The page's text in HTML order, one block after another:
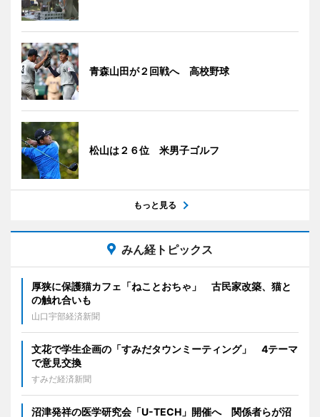
青森山田が２回戦へ 高校野球
松山は２６位 米男子ゴルフ
もっと見る
みん経トピックス
厚狭に保護猫カフェ「ねことおちゃ」 古民家改築、猫と
の触れ合いも
山口宇部経済新聞
文花で学生企画の「すみだタウンミーティング」 4テーマ
で意見交換
すみだ経済新聞
沼津発祥の医学研究会「U-TECH」開催へ 関係者らが沼